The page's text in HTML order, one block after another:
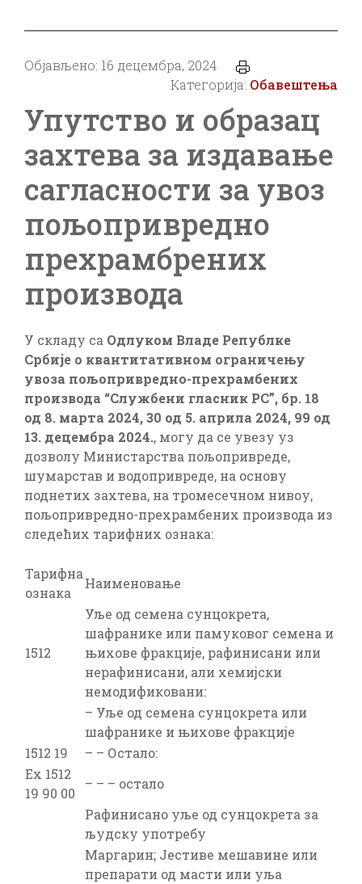
Објављено: 16 децембра, 2024
Категорија: Обавештења
Упутство и образац
захтева за издавање
сагласности за увоз
пољопривредно
прехрамбрених
производа
У складу са Одлуком Владе Републке
Србије о квантитативном ограничењу
увоза пољопривредно-прехрамбених
производа “Службени гласник РС”, бр. 18
од 8. марта 2024, 30 од 5. априла 2024, 99 од
13. децембра 2024., могу да се увезу уз
дозволу Министарства пољопривреде,
шумарстав и водопривредe, на основу
поднетих захтева, на тромесечном нивоу,
пољопривредно-прехрамбених производа из
следећих тарифних ознака:
Тарифна
ознака
Наименовање
1512
Уље од семена сунцокрета,
шафранике или памуковог семена и
њихове фракције, рафинисани или
нерафинисани, али хемијски
немодификовани:
– Уље од семена сунцокрета или
шафранике и њихове фракције
1512 19
– – Остало:
Ex 1512
19 90 00
– – – остало
Рафинисано уље од сунцокрета за
људску употребу
Маргарин; Јестиве мешавине или
препарати од масти или уља